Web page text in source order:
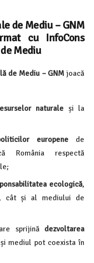
de Mediu – GNM
cu InfoCons
Mediu
de Mediu – GNMjoacă
naturale și la
europene de
România respectă
ecologică,
cât și al mediului de
sprijină dezvoltarea
mediul pot coexista în